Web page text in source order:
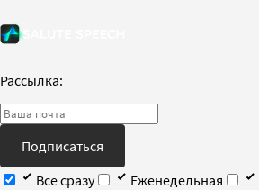
Рассылка:
Подписаться
Все сразу
Еженедельная